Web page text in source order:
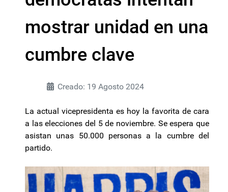
mostrar unidad en una
cumbre clave
Creado: 19 Agosto 2024
La actual vicepresidenta es hoy la favorita de cara
a las elecciones del 5 de noviembre. Se espera que
asistan unas 50.000 personas a la cumbre del
partido.